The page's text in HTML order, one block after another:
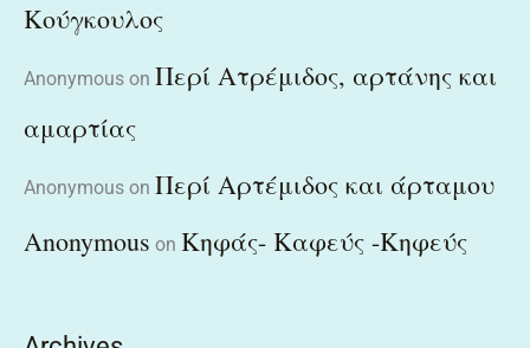
Κούγκουλος
Anonymous on Περί Ατρέμιδος, αρτάνης και
αμαρτίας
Anonymous on Περί Αρτέμιδος και άρταμου
Anonymous on Κηφάς- Καφεύς -Κηφεύς